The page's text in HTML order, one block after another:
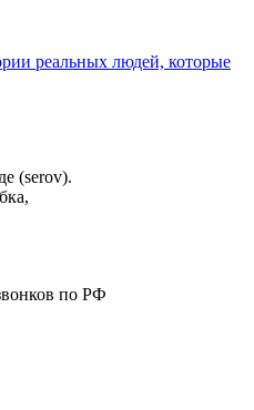
реальных людей, которые
(serov).
по РФ